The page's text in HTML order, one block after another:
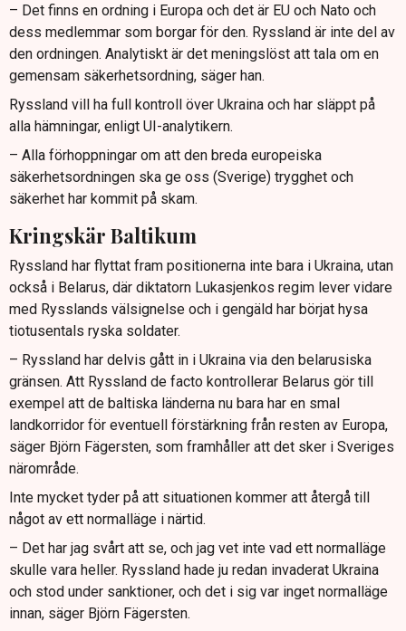
– Det finns en ordning i Europa och det är EU och Nato och
dess medlemmar som borgar för den. Ryssland är inte del av
den ordningen. Analytiskt är det meningslöst att tala om en
gemensam säkerhetsordning, säger han.
Ryssland vill ha full kontroll över Ukraina och har släppt på
alla hämningar, enligt UI-analytikern.
– Alla förhoppningar om att den breda europeiska
säkerhetsordningen ska ge oss (Sverige) trygghet och
säkerhet har kommit på skam.
Kringskär Baltikum
Ryssland har flyttat fram positionerna inte bara i Ukraina, utan
också i Belarus, där diktatorn Lukasjenkos regim lever vidare
med Rysslands välsignelse och i gengäld har börjat hysa
tiotusentals ryska soldater.
– Ryssland har delvis gått in i Ukraina via den belarusiska
gränsen. Att Ryssland de facto kontrollerar Belarus gör till
exempel att de baltiska länderna nu bara har en smal
landkorridor för eventuell förstärkning från resten av Europa,
säger Björn Fägersten, som framhåller att det sker i Sveriges
närområde.
Inte mycket tyder på att situationen kommer att återgå till
något av ett normalläge i närtid.
– Det har jag svårt att se, och jag vet inte vad ett normalläge
skulle vara heller. Ryssland hade ju redan invaderat Ukraina
och stod under sanktioner, och det i sig var inget normalläge
innan, säger Björn Fägersten.